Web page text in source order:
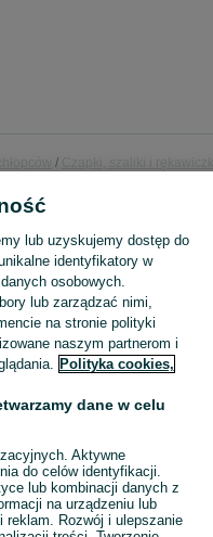
Czapki, szaliki i
roczek dla chłopca Zobacz
lub uzyskujemy dostęp do
identyfikatory w
osobowych.
lub zarządzać nimi,
na stronie polityki
naszym partnerom i
Polityka cookies,
dane w celu
Aktywne
do celów identyfikacji.
lub kombinacji danych z
na urządzeniu lub
Rozwój i ulepszanie